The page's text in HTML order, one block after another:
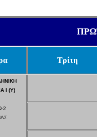
Τρίτη
Ι (Υ)
2